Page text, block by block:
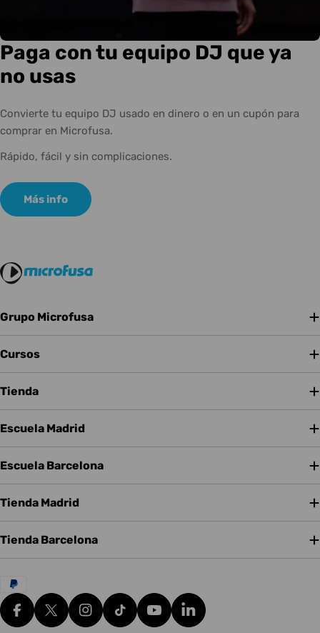
Paga con tu equipo DJ que ya
no usas
Convierte tu equipo DJ usado en dinero o en un cupón para
comprar en Microfusa.
Rápido, fácil y sin complicaciones.
Más info
Grupo Microfusa
Cursos
Tienda
Escuela Madrid
Escuela Barcelona
Tienda Madrid
Tienda Barcelona
Métodos
de
pagoFacebookX (Twitter)Instagram
tiktok YouTubeTranslation missing: